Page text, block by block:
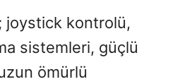
joystick kontrolü,
sistemleri, güçlü
ömürlü